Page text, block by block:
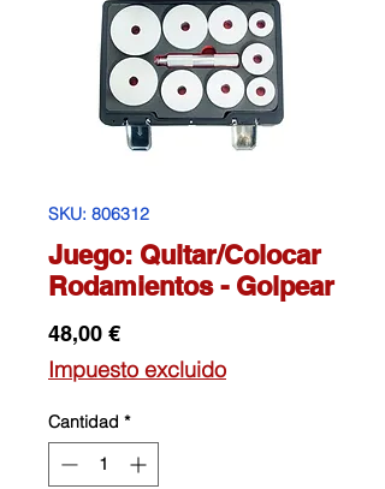
SKU: 806312
Juego: Quitar/Colocar
Rodamientos - Golpear
48,00 €Precio
Impuesto excluido
Cantidad *